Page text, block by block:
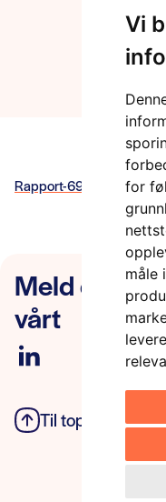
Vi
for
måle
Rapport-698-Vegkart-for-
Meld deg
vårt
Til toppen